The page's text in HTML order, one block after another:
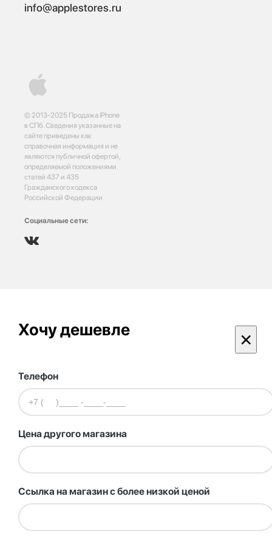
© 2013-2025 Продажа iPhone
в СПб. Сведения указанные на
сайте приведены как
справочная информация и не
являются публичной офертой,
определяемой положениями
статей 437 и 435
Гражданского кодекса
Российской Федерации
Социальные сети:
info@applestores.ru
Хочу дешевле ×
Телефон
Цена другого магазина
Ссылка на магазин с более низкой ценой